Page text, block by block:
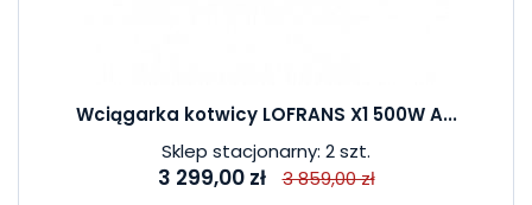
Wciągarka kotwicy LOFRANS X1 500W A...
Sklep stacjonarny: 2 szt.
3 299,00 zł 3 859,00 zł